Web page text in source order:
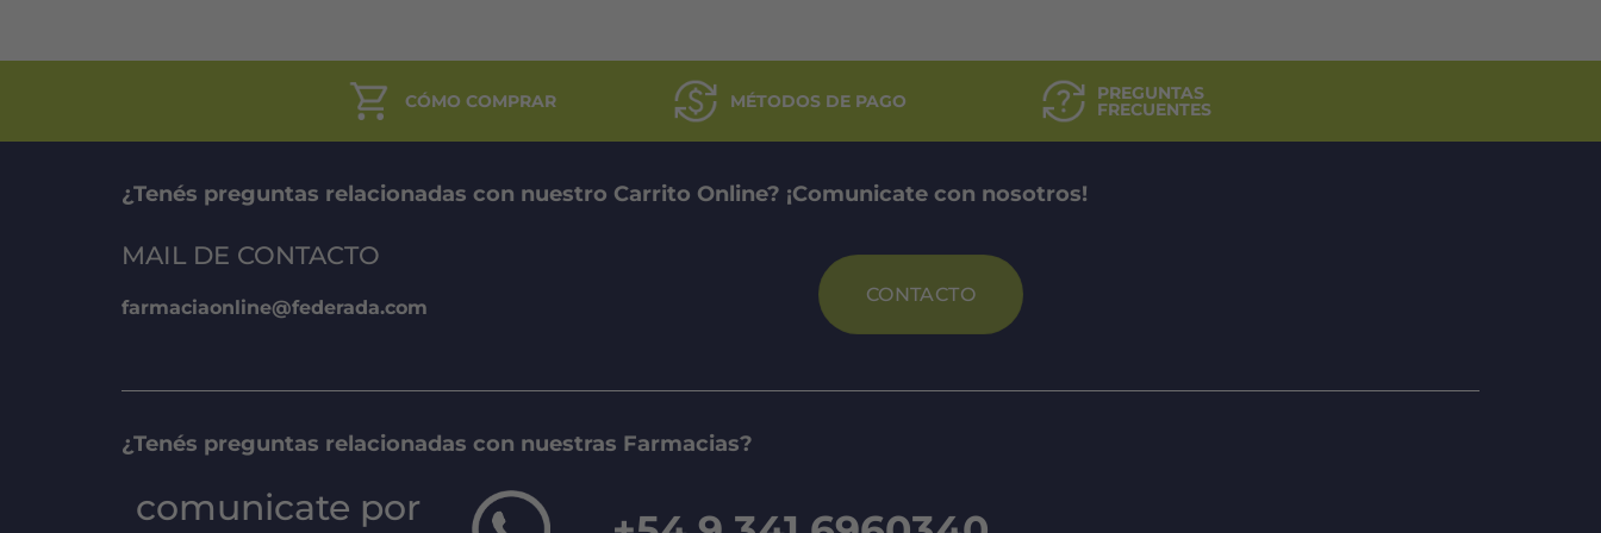
CÓMO COMPRAR MÉTODOS DE PAGO PREGUNTAS
FRECUENTES
¿Tenés preguntas relacionadas con nuestro Carrito Online? ¡Comunicate con nosotros!
MAIL DE CONTACTO
farmaciaonline@federada.com
CONTACTO
¿Tenés preguntas relacionadas con nuestras Farmacias?
comunicate por